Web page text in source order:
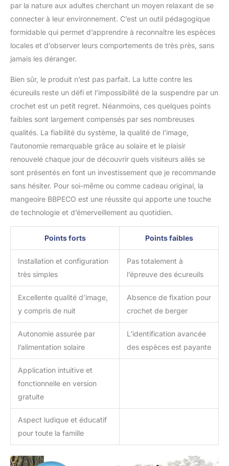
par la nature aux adultes cherchant un moyen relaxant de se
connecter à leur environnement. C’est un outil pédagogique
formidable qui permet d’apprendre à reconnaître les espèces
locales et d’observer leurs comportements de très près, sans
jamais les déranger.
Bien sûr, le produit n’est pas parfait. La lutte contre les
écureuils reste un défi et l’impossibilité de la suspendre par un
crochet est un petit regret. Néanmoins, ces quelques points
faibles sont largement compensés par ses nombreuses
qualités. La fiabilité du système, la qualité de l’image,
l’autonomie remarquable grâce au solaire et le plaisir
renouvelé chaque jour de découvrir quels visiteurs ailés se
sont présentés en font un investissement que je recommande
sans hésiter. Pour soi-même ou comme cadeau original, la
mangeoire BBPECO est une réussite qui apporte une touche
de technologie et d’émerveillement au quotidien.
Points forts Points faibles
Installation et configuration
très simples
Pas totalement à
l’épreuve des écureuils
Excellente qualité d’image,
y compris de nuit
Absence de fixation pour
crochet de berger
Autonomie assurée par
l’alimentation solaire
L’identification avancée
des espèces est payante
Application intuitive et
fonctionnelle en version
gratuite
Aspect ludique et éducatif
pour toute la famille